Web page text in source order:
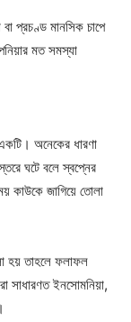
প্রচণ্ড মানসিক চাপে
মত সমস্যা
অনেকের ধারণা
ঘটে বলে স্বপ্নের
কাউকে জাগিয়ে তোলা
হয় তাহলে ফলাফল
সাধারণত ইনসোমনিয়া,